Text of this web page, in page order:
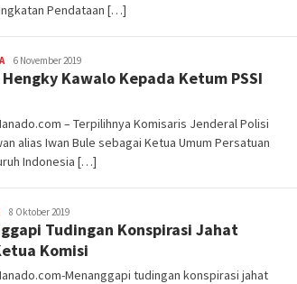
Pendataan […]
Redaktur
DetikManado
6 November 2019
Kawalo Kepada Ketum PSSI
– Terpilihnya Komisaris Jenderal Polisi
alias Iwan Bule sebagai Ketua Umum Persatuan
Indonesia […]
Redaktur
DetikManado
8 Oktober 2019
Tudingan Konspirasi Jahat
Komisi
Menanggapi tudingan konspirasi jahat